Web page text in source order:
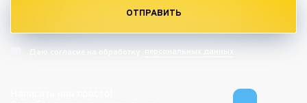
ОТПРАВИТЬ
Даю согласие на обработку персональных данных